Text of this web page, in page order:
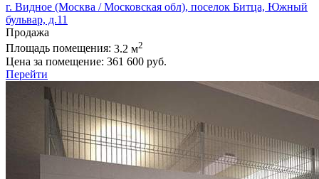
г. Видное (Москва / Московская обл), поселок Битца, Южный
бульвар, д.11
Продажа
Площадь помещения: 3.2 м2
Цена за помещение: 361 600 руб.
Перейти